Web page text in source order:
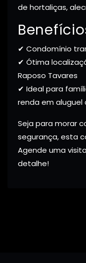
de hortaliças,
✔ Condomínio
✔ Ótima
Raposo Tavares
✔ Ideal para
renda em
Seja para morar
segurança, esta
Agende uma
detalhe!